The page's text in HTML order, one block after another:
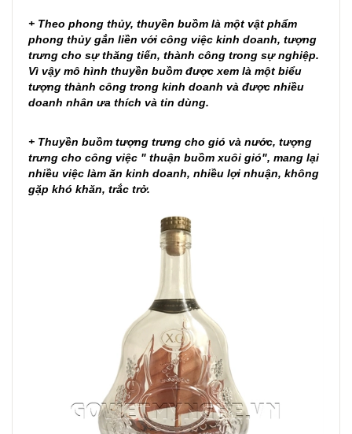
+ Theo phong thủy, thuyền buồm là một vật phẩm
phong thủy gắn liền với công việc kinh doanh, tượng
trưng cho sự thăng tiến, thành công trong sự nghiệp.
Vì vậy mô hình thuyền buồm được xem là một biểu
tượng thành công trong kinh doanh và được nhiều
doanh nhân ưa thích và tin dùng.
+ Thuyền buồm tượng trưng cho gió và nước, tượng
trưng cho công việc " thuận buồm xuôi gió", mang lại
nhiều việc làm ăn kinh doanh, nhiều lợi nhuận, không
gặp khó khăn, trắc trở.